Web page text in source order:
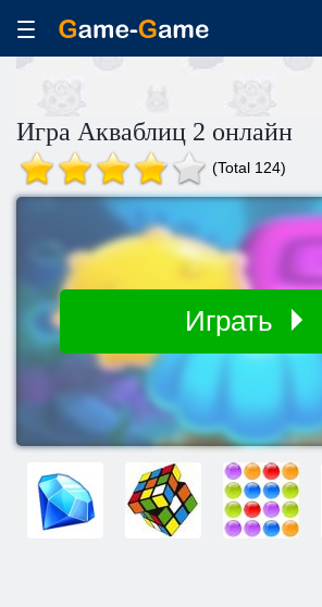
Игра Акваблиц 2 онлайн
(Total 124)
Играть